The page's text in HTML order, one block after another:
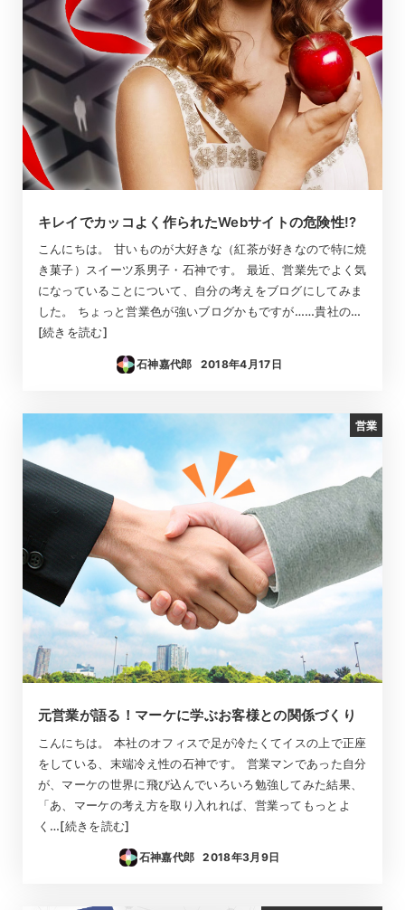
キレイでカッコよく作られたWebサイトの危険性!?
こんにちは。 甘いものが大好きな（紅茶が好きなので特に焼
き菓子）スイーツ系男子・石神です。 最近、営業先でよく気
になっていることについて、自分の考えをブログにしてみま
した。 ちょっと営業色が強いブログかもですが……貴社の…
[続きを読む]
石神嘉代郎
投稿日
2018年4月17日
営業
元営業が語る！マーケに学ぶお客様との関係づくり
こんにちは。 本社のオフィスで足が冷たくてイスの上で正座
をしている、末端冷え性の石神です。 営業マンであった自分
が、マーケの世界に飛び込んでいろいろ勉強してみた結果、
「あ、マーケの考え方を取り入れれば、営業ってもっとよ
く…[続きを読む]
石神嘉代郎
投稿日
2018年3月9日